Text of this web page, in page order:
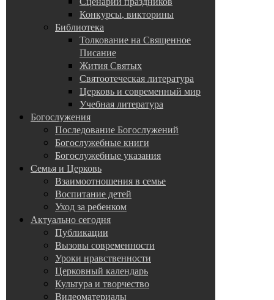
Конкурсы, викторины
Библиотека
Толкование на Священное
Писание
Жития Святых
Святоотеческая литература
Церковь и современный мир
Учебная литература
Богослужения
Последование Богослужений
Богослужебные книги
Богослужебные указания
Семья и Церковь
Взаимоотношения в семье
Воспитание детей
Уход за ребенком
Актуально сегодня
Публикации
Вызовы современности
Уроки нравственности
Церковный календарь
Культура и творчество
Видеоматериалы